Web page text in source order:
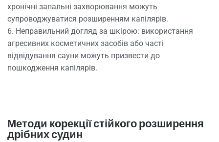
хронічні запальні захворювання можуть
супроводжуватися розширенням капілярів.
6. Неправильний догляд за шкірою: використання
агресивних косметичних засобів або часті
відвідування сауни можуть призвести до
пошкодження капілярів.
Методи корекції стійкого розширення
дрібних судин